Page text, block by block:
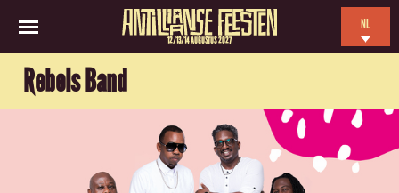
12/13/14 AUGUSTUS 2027
NL
Rebels Band